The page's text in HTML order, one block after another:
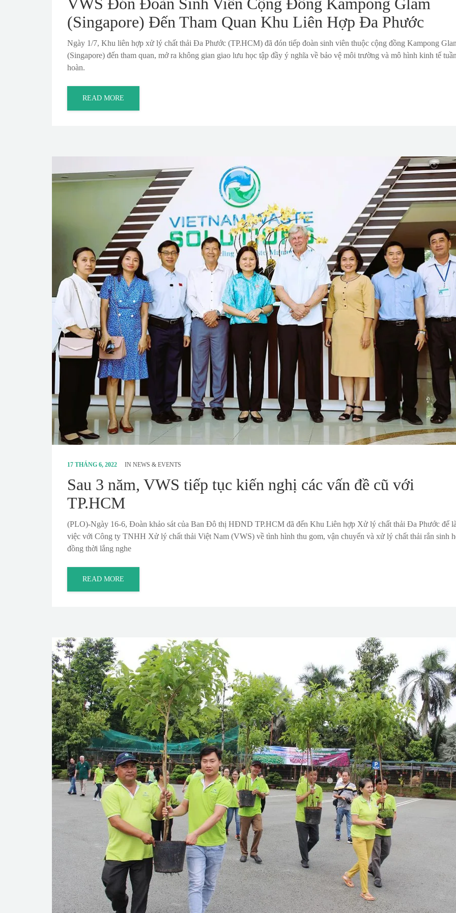
(Singapore) Đến Tham Quan Khu Liên Hợp Đa Phước
Ngày 1/7, Khu liên hợp xử lý chất thải Đa Phước (TP.HCM) đã đón tiếp đoàn sinh viên thuộc cộng đồng Kampong
(Singapore) đến tham quan, mở ra không gian giao lưu học tập đầy ý nghĩa về bảo vệ môi trường và mô hình kinh tế tuần
hoàn.
READ MORE
17 THÁNG 6, 2022 IN NEWS & EVENTS
Sau 3 năm, VWS tiếp tục kiến nghị các vấn đề cũ với
TP.HCM
(PLO)-Ngày 16-6, Đoàn khảo sát của Ban Đô thị HĐND TP.HCM đã đến Khu Liên hợp Xử lý chất thải Đa Phước để
việc với Công ty TNHH Xử lý chất thải Việt Nam (VWS) về tình hình thu gom, vận chuyển và xử lý chất thải rắn sinh
đồng thời lắng nghe
READ MORE